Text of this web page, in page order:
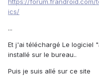
https://forum.frandroid.com/
ics/
...
Et j'ai téléchargé Le logiciel "
installé sur le bureau..
Puis je suis allé sur ce site